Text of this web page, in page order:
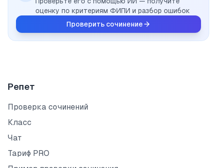
оценку по критериям ФИПИ и разбор ошибок
Проверить сочинение
Репет
Проверка сочинений
Класс
Чат
Тариф PRO